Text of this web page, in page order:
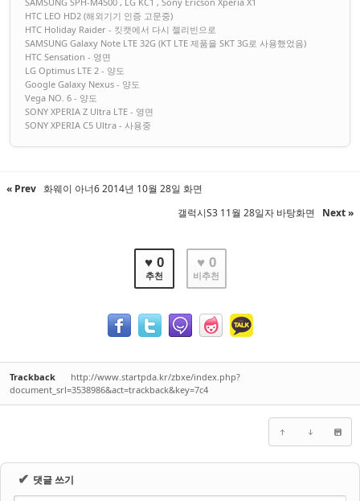
HTC LEO HD2 (해외기기 인증 고문중)
HTC Holiday Raider - 킷캣에서 다시 젤리빈으로
SAMSUNG Galaxy Note LTE 32G (KT LTE 제품을 SKT 3G로 사용했었음)
HTC Sensation - 영면
LG Optimus LTE 2 - 양도
Google Galaxy Nexus - 양도
Vega NO. 6 - 양도
SONY XPERIA Z Ultra LTE - 영면
SONY XPERIA C5 Ultra - 사용중
« Prev 화웨이 아너6 2014년 10월 28일 화면
갤럭시S3 11월 28일자 바탕화면
Next »
♥ 0
추천
♥ 0
비추천
Trackback
http://www.startpda.kr/zbxe/index.php?
document_srl=3538986&act=trackback&key=7c4
✔ 댓글 쓰기